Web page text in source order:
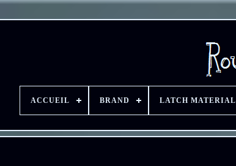
ACCUEIL BRAND LATCH MATERIAL